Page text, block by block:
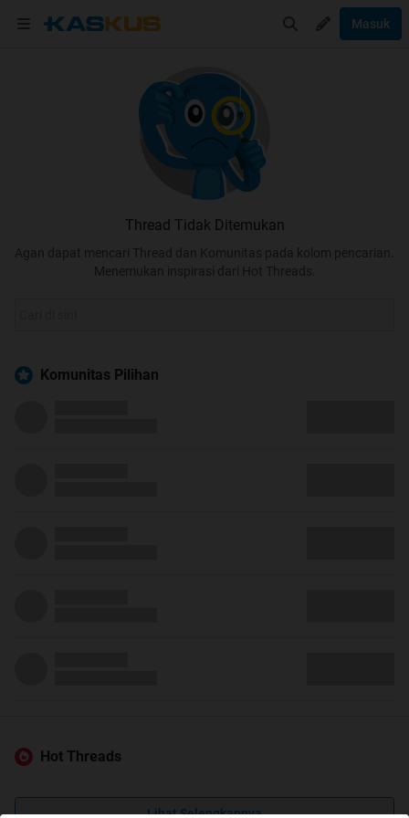
Masuk
Thread Tidak Ditemukan
Agan dapat mencari Thread dan Komunitas pada kolom pencarian.
Menemukan inspirasi dari Hot Threads.
Komunitas Pilihan
Hot Threads
Lihat Selengkapnya